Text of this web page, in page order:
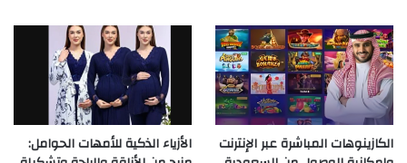
الكازينوهات المباشرة عبر الإنترنت
الأزياء الذكية للأمهات الحوامل: